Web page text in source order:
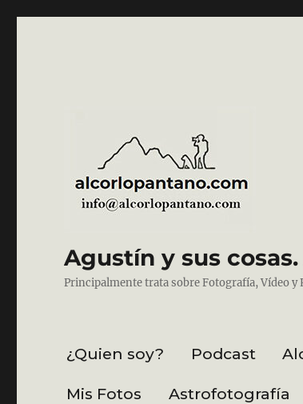
Agustín y sus cosas.
Principalmente trata sobre Fotografía, Vídeo
¿Quien soy? Podcast
Mis Fotos Astrofotografía